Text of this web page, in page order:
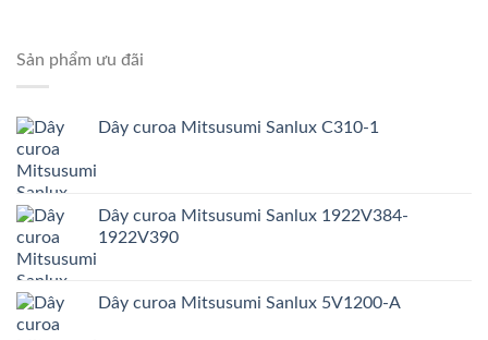
Sản phẩm ưu đãi
Dây curoa Mitsusumi Sanlux C310-1
Dây curoa Mitsusumi Sanlux 1922V384-
1922V390
Dây curoa Mitsusumi Sanlux 5V1200-A